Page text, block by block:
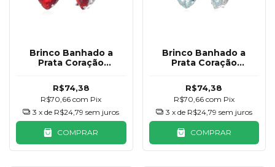
Brinco Banhado a
Prata Coração
R$74,38
R$70,66com Pix
3 x de R$24,79 sem juros
COMPRAR
Brinco Banhado a
Prata Coração
Piscina
R$74,38
R$70,66 com Pix
3 x de R$24,79 sem juros
COMPRAR